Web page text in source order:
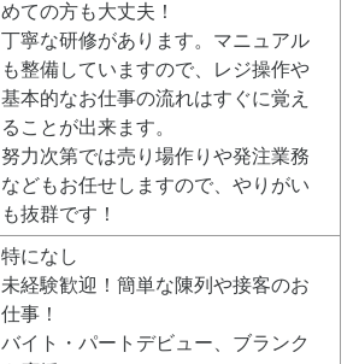
めての方も大丈夫！
丁寧な研修があります。マニュアル
も整備していますので、レジ操作や
基本的なお仕事の流れはすぐに覚え
ることが出来ます。
努力次第では売り場作りや発注業務
などもお任せしますので、やりがい
も抜群です！
特になし
未経験歓迎！簡単な陳列や接客のお
仕事！
バイト・パートデビュー、ブランク